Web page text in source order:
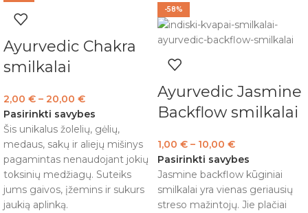
Ayurvedic Chakra
smilkalai
2,00 € – 20,00 €
Pasirinkti savybes
Šis unikalus žolelių, gėlių,
medaus, sakų ir aliejų mišinys
pagamintas nenaudojant jokių
toksinių medžiagų. Suteiks
jums gaivos, įžemins ir sukurs
jaukią aplinką.
-58%
Ayurvedic Jasmine
Backflow smilkalai
1,00 € – 10,00 €
Pasirinkti savybes
Jasmine backflow kūginiai
smilkalai yra vienas geriausių
streso mažintojų. Jie plačiai